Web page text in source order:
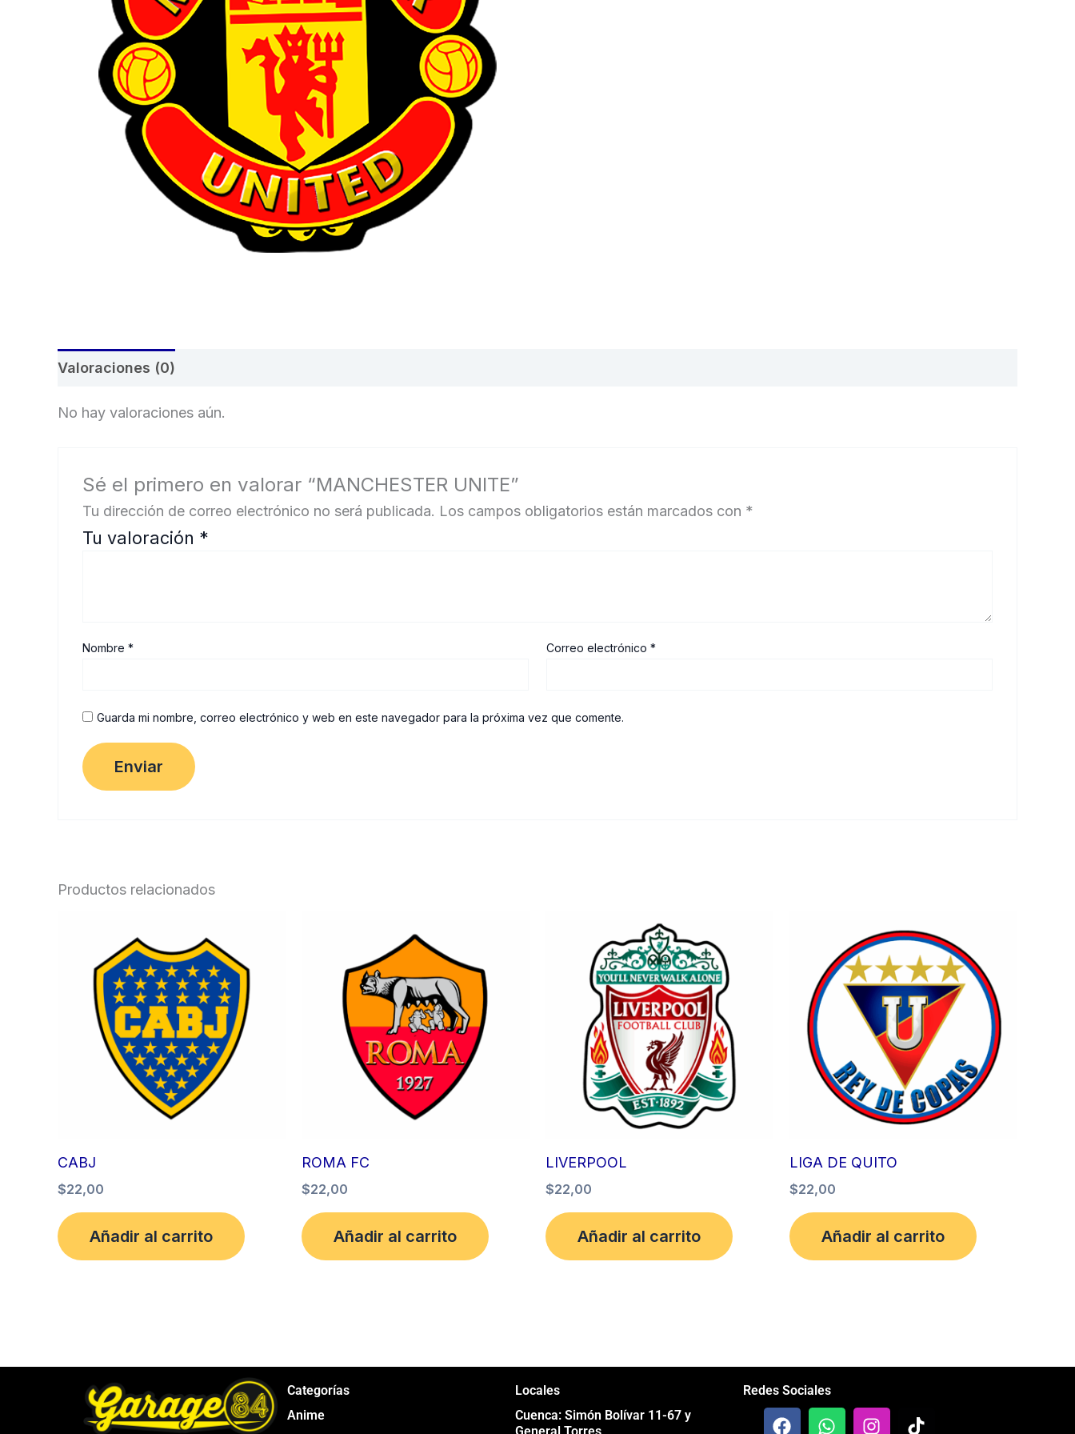
Valoraciones (0)
No hay valoraciones aún.
Sé el primero en valorar “MANCHESTER UNITE”
Tu dirección de correo electrónico no será publicada. Los campos obligatorios están marcados con *
Tu valoración *
Nombre* Correo electrónico*
Guarda mi nombre, correo electrónico y web en este navegador para la próxima vez que comente.
Productos relacionados
CABJ
$22,00
Añadir al carrito
ROMA FC
$22,00
Añadir al carrito
LIVERPOOL
$22,00
Añadir al carrito
LIGA DE QUITO
$22,00
Añadir al carrito
Categorías
Anime
Locales
Cuenca: Simón Bolívar 11-67 y
Redes Sociales
F
W
I
T